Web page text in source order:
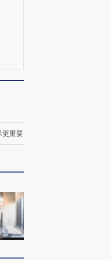
视线｜“入侵”还是“人道危
机”？难民潮撕裂西班牙
飞地休达
更重要